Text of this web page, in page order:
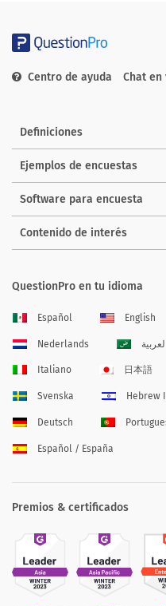
Centro de ayuda Chat en
Definiciones
Ejemplos de encuestas
Software para encuesta
Contenido de interés
QuestionPro en tu idioma
Español English
Nederlands
Italiano 日本語
Svenska Hebrew
Deutsch
Español / España
Premios & certificados